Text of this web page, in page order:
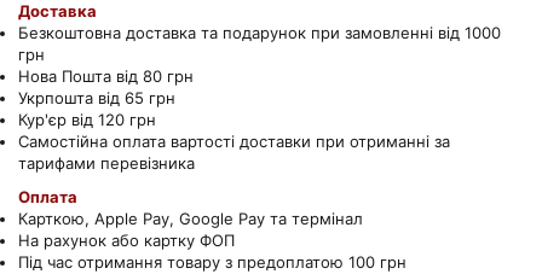
Доставка
Безкоштовна доставка та подарунок при замовленні від 1000
грн
Нова Пошта від 80 грн
Укрпошта від 65 грн
Кур'єр від 120 грн
Самостійна оплата вартості доставки при отриманні за
тарифами перевізника
Оплата
Карткою, Apple Pay, Google Pay та термінал
На рахунок або картку ФОП
Під час отримання товару з предоплатою 100 грн